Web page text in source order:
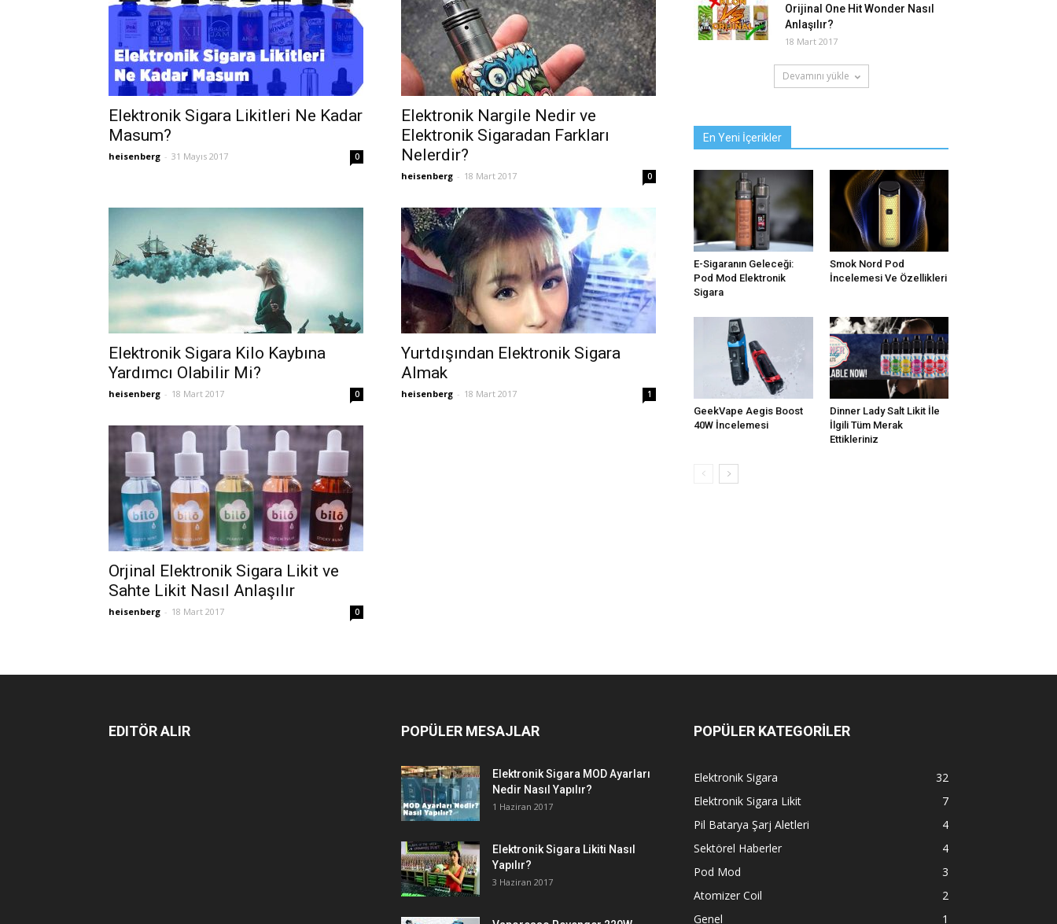
Elektronik Sigara Likitleri Ne Kadar
Masum?
heisenberg - 31 Mayıs 2017 0
Elektronik Nargile Nedir ve
Elektronik Sigaradan Farkları
Nelerdir?
heisenberg - 18 Mart 2017 0
Elektronik Sigara Kilo Kaybına
Yardımcı Olabilir Mi?
heisenberg - 18 Mart 2017 0
Yurtdışından Elektronik Sigara
Almak
heisenberg - 18 Mart 2017 1
Orjinal Elektronik Sigara Likit ve
Sahte Likit Nasıl Anlaşılır
heisenberg - 18 Mart 2017 0
Orijinal One Hit Wonder Nasıl
Anlaşılır?
18 Mart 2017
Devamını yükle
En Yeni İçerikler
E-Sigaranın Geleceği:
Pod Mod Elektronik
Sigara
Smok Nord Pod
İncelemesi Ve Özellikleri
GeekVape Aegis Boost
40W İncelemesi
Dinner Lady Salt Likit İle
İlgili Tüm Merak
Ettikleriniz
EDITÖR ALIR POPÜLER MESAJLAR
Elektronik Sigara MOD Ayarları
Nedir Nasıl Yapılır?
1 Haziran 2017
Elektronik Sigara Likiti Nasıl
Yapılır?
3 Haziran 2017
POPÜLER KATEGORİLER
Elektronik Sigara
32
Elektronik Sigara Likit
7
Pil Batarya Şarj Aletleri
4
Sektörel Haberler
4
Pod Mod
3
Atomizer Coil
2
Genel
1